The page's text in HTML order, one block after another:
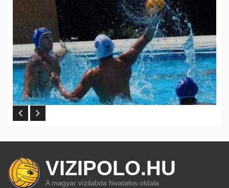
VIZIPOLO.HU
A magyar vízilabda hivatalos oldala